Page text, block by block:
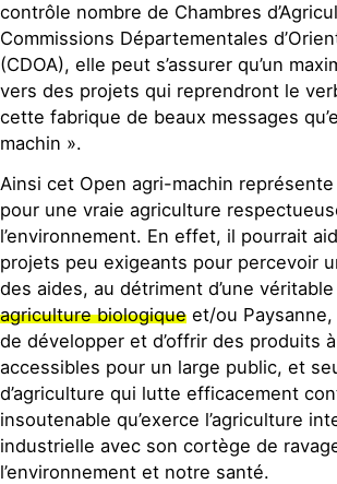
contrôle nombre de Chambres
Commissions Départementales
(CDOA), elle peut s’assurer qu’un
vers des projets qui reprendront le
cette fabrique de beaux messages
machin ».
Ainsi cet Open agri-machin
pour une vraie agriculture
l’environnement. En effet, il pourrait
projets peu exigeants pour percevoir
des aides, au détriment d’une véritable
agriculture biologique et/ou
de développer et d’offrir des produits
accessibles pour un large public, et
d’agriculture qui lutte efficacement
insoutenable qu’exerce l’agriculture
industrielle avec son cortège de
l’environnement et notre santé.